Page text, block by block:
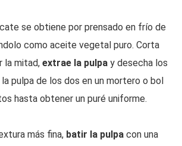
se obtiene por prensado en frío de
como aceite vegetal puro. Corta
la mitad, extrae la pulpa y desecha los
pulpa de los dos en un mortero o bol
hasta obtener un puré uniforme.
más fina, batir la pulpa con una